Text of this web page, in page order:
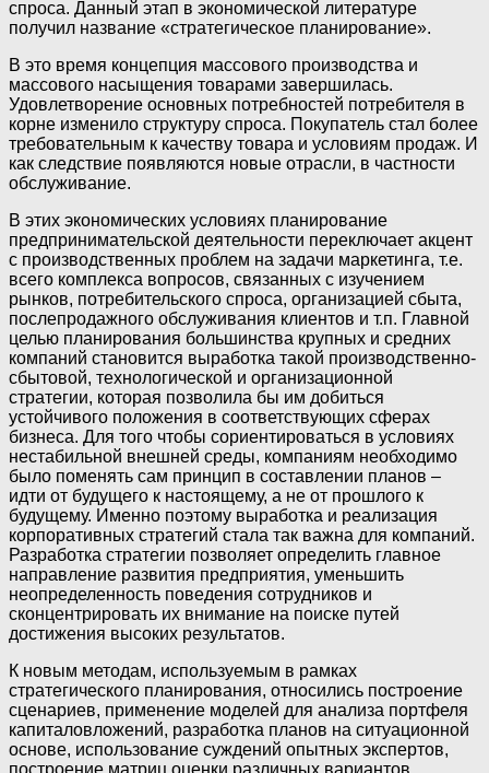
спроса. Данный этап в экономической литературе
получил название «стратегическое планирование».
В это время концепция массового производства и
массового насыщения товарами завершилась.
Удовлетворение основных потребностей потребителя в
корне изменило структуру спроса. Покупатель стал более
требовательным к качеству товара и условиям продаж. И
как следствие появляются новые отрасли, в частности
обслуживание.
В этих экономических условиях планирование
предпринимательской деятельности переключает акцент
с производственных проблем на задачи маркетинга, т.е.
всего комплекса вопросов, связанных с изучением
рынков, потребительского спроса, организацией сбыта,
послепродажного обслуживания клиентов и т.п. Главной
целью планирования большинства крупных и средних
компаний становится выработка такой производственно-
сбытовой, технологической и организационной
стратегии, которая позволила бы им добиться
устойчивого положения в соответствующих сферах
бизнеса. Для того чтобы сориентироваться в условиях
нестабильной внешней среды, компаниям необходимо
было поменять сам принцип в составлении планов –
идти от будущего к настоящему, а не от прошлого к
будущему. Именно поэтому выработка и реализация
корпоративных стратегий стала так важна для компаний.
Разработка стратегии позволяет определить главное
направление развития предприятия, уменьшить
неопределенность поведения сотрудников и
сконцентрировать их внимание на поиске путей
достижения высоких результатов.
К новым методам, используемым в рамках
стратегического планирования, относились построение
сценариев, применение моделей для анализа портфеля
капиталовложений, разработка планов на ситуационной
основе, использование суждений опытных экспертов,